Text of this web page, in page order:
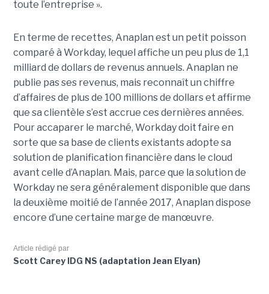
toute l’entreprise ».
En terme de recettes, Anaplan est un petit poisson
comparé à Workday, lequel affiche un peu plus de 1,1
milliard de dollars de revenus annuels. Anaplan ne
publie pas ses revenus, mais reconnaît un chiffre
d’affaires de plus de 100 millions de dollars et affirme
que sa clientèle s’est accrue ces dernières années.
Pour accaparer le marché, Workday doit faire en
sorte que sa base de clients existants adopte sa
solution de planification financière dans le cloud
avant celle d’Anaplan. Mais, parce que la solution de
Workday ne sera généralement disponible que dans
la deuxième moitié de l’année 2017, Anaplan dispose
encore d’une certaine marge de manœuvre.
Article rédigé par
Scott Carey IDG NS (adaptation Jean Elyan)